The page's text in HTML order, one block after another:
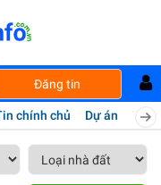
Đăng tin
chính chủ Dự án